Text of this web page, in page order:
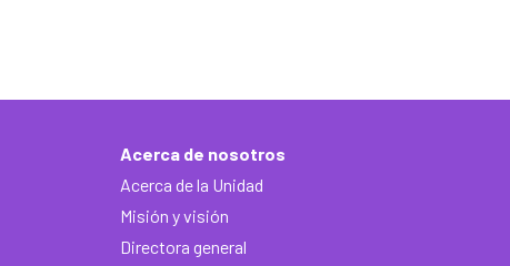
Acerca de nosotros
Acerca de la Unidad
Misión y visión
Directora general